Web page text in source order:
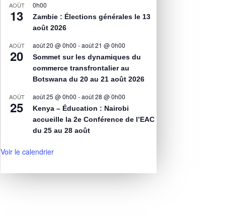
AOÛT
13
0h00
Zambie : Élections générales le 13
août 2026
AOÛT
20
août 20 @ 0h00 -août 21 @ 0h00
Sommet sur les dynamiques du
commerce transfrontalier au
Botswana du 20 au 21 août 2026
AOÛT
25
août 25 @ 0h00 -août 28 @ 0h00
Kenya – Éducation : Nairobi
accueille la 2e Conférence de l’EAC
du 25 au 28 août
Voir le calendrier